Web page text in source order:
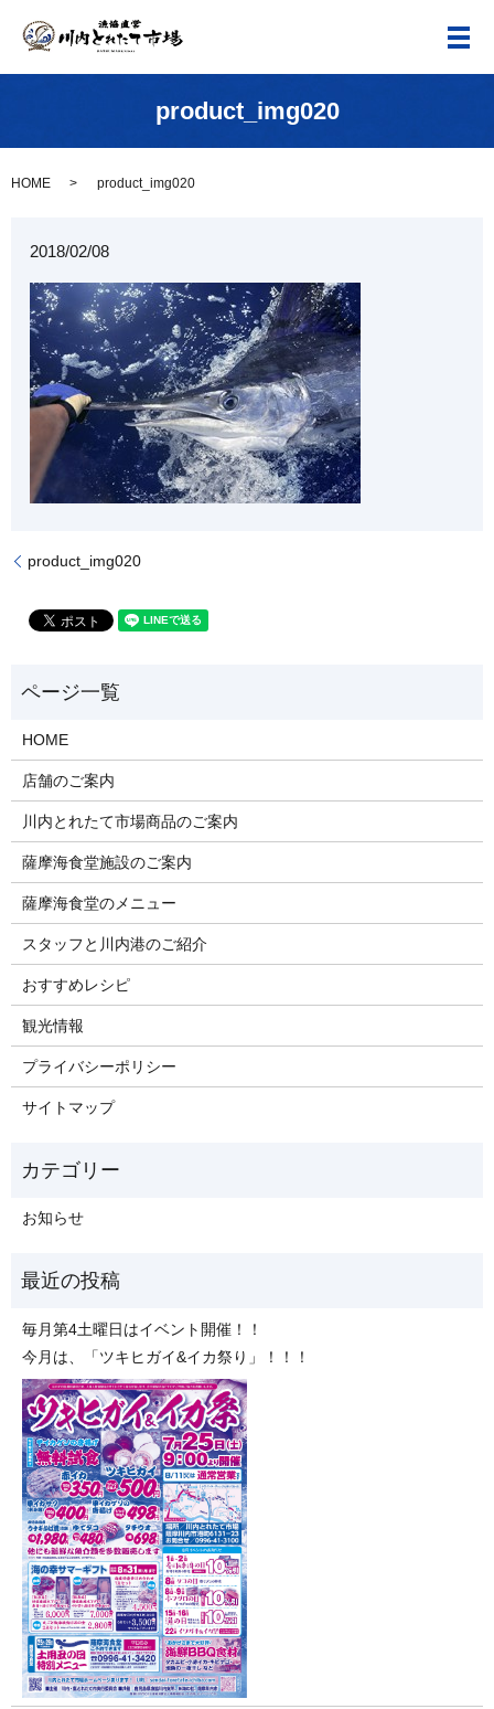
メ
product_img020
HOME product_img020
2018/02/08
product_img020
HOME
店舗のご案内
川内とれたて市場商品のご案内
薩摩海食堂施設のご案内
薩摩海食堂のメニュー
スタッフと川内港のご紹介
おすすめレシピ
観光情報
プライバシーポリシー
サイトマップ
お知らせ
毎月第4土曜日はイベント開催！！
今月は、「ツキヒガイ&イカ祭り」！！！